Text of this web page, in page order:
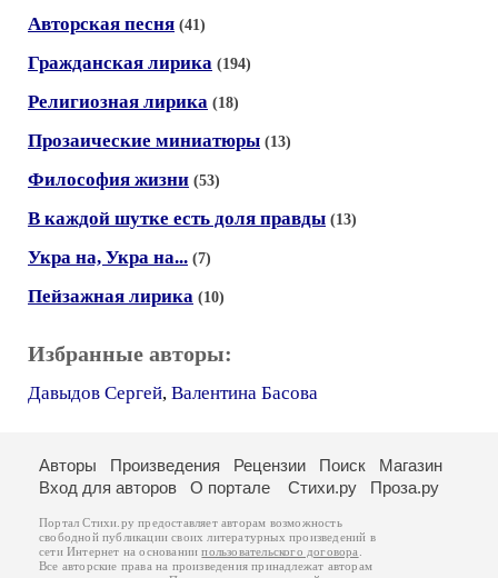
Авторская песня (41)
Гражданская лирика (194)
Религиозная лирика (18)
Прозаические миниатюры (13)
Философия жизни (53)
В каждой шутке есть доля правды (13)
Укра на, Укра на... (7)
Пейзажная лирика (10)
Избранные авторы:
Давыдов Сергей, Валентина Басова
Авторы Произведения Рецензии Поиск
Магазин
Вход для авторов
О портале Стихи.ру Проза.ру
Портал Стихи.ру предоставляет авторам возможность
свободной публикации своих литературных произведений в
сети Интернет на основаниипользовательского договора
Все авторские права на произведения принадлежат авторам